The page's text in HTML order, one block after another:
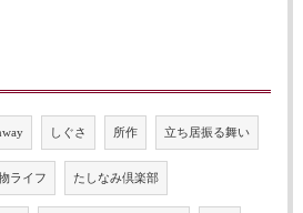
しぐさ 所作 立ち居振る舞い
ライフ たしなみ倶楽部